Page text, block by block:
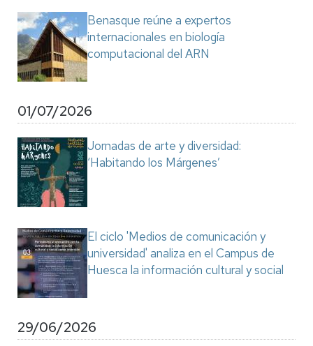
Benasque reúne a expertos
internacionales en biología
computacional del ARN
01/07/2026
Jornadas de arte y diversidad:
‘Habitando los Márgenes’
El ciclo 'Medios de comunicación y
universidad' analiza en el Campus de
Huesca la información cultural y social
29/06/2026